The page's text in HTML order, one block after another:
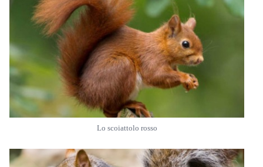
Lo scoiattolo rosso